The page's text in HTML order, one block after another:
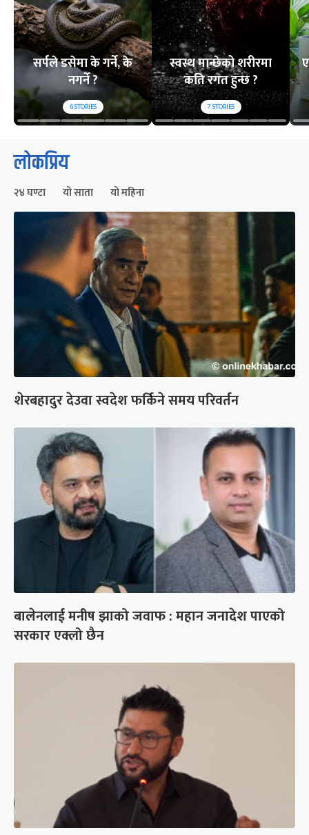
सर्पले डसेमा के गर्ने, के
नगर्ने ?
6STORIES
स्वस्थ मान्छेको शरीरमा
कति रगत हुन्छ ?
7STORIES
लोकप्रिय
२४ घण्टा यो साता यो महिना
शेरबहादुर देउवा स्वदेश फर्किने समय परिवर्तन
बालेनलाई मनीष झाको जवाफ : महान जनादेश पाएको
सरकार एक्लो छैन